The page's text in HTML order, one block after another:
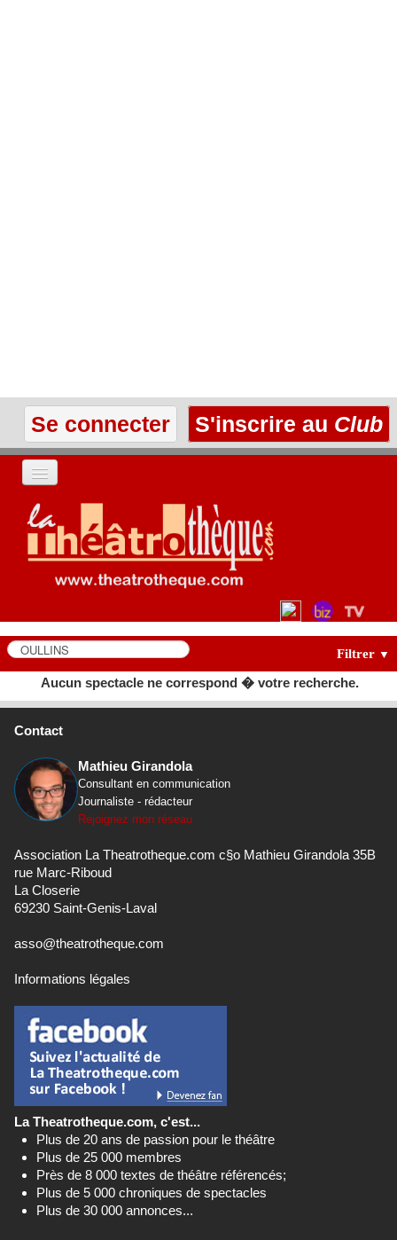
Se connecter S'inscrire au Club
ACCUEIL
LES TEXTES
LES ANNONCES
LE CLUB
Filtrer ▼
Aucun spectacle ne correspond � votre recherche.
Contact
Mathieu Girandola
Consultant en communication
Journaliste - rédacteur
Rejoignez mon réseau
Association La Theatrotheque.com c§o Mathieu Girandola 35B
rue Marc-Riboud
La Closerie
69230 Saint-Genis-Laval
asso@theatrotheque.com
Informations légales
La Theatrotheque.com, c'est...
Plus de 20 ans de passion pour le théâtre
Plus de 25 000 membres
Près de 8 000 textes de théâtre référencés;
Plus de 5 000 chroniques de spectacles
Plus de 30 000 annonces...